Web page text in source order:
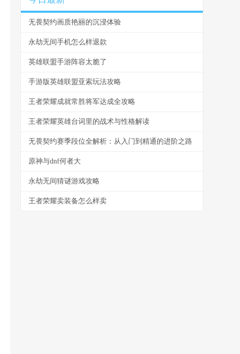
无畏契约画质艳丽的沉浸体验
永劫无间手机怎么样退款
英雄联盟手游阵容太脆了
手游版英雄联盟亚索玩法攻略
王者荣耀成就常胜将军达成全攻略
王者荣耀英雄台词里的战术与性格解读
无畏契约赛季段位全解析：从入门到精通的进阶之路
原神与dnf何者大
永劫无间猜谜游戏攻略
王者荣耀卖装备怎么样卖